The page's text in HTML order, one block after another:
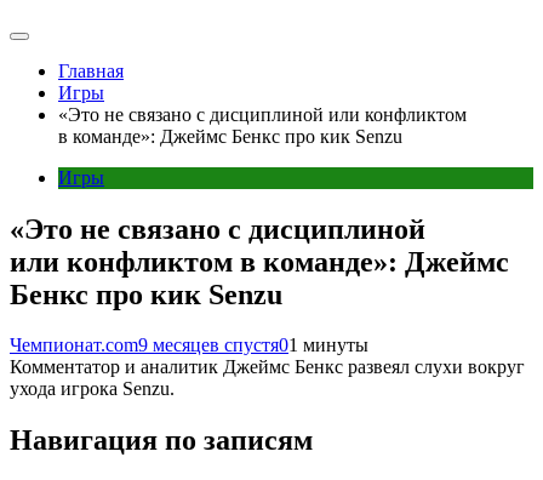
Главная
Игры
«Это не связано с дисциплиной или конфликтом
в команде»: Джеймс Бенкс про кик Senzu
Игры
«Это не связано с дисциплиной
или конфликтом в команде»: Джеймс
Бенкс про кик Senzu
Чемпионат.com9 месяцев спустя01 минуты
Комментатор и аналитик Джеймс Бенкс развеял слухи вокруг
ухода игрока Senzu.
Навигация по записям